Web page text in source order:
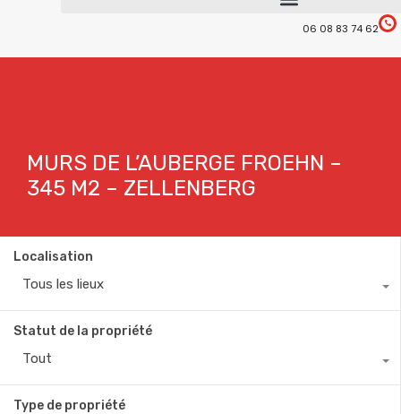
06 08 83 74 62
MURS DE L’AUBERGE FROEHN –
345 M2 – ZELLENBERG
Localisation
Tous les lieux
Statut de la propriété
Tout
Type de propriété